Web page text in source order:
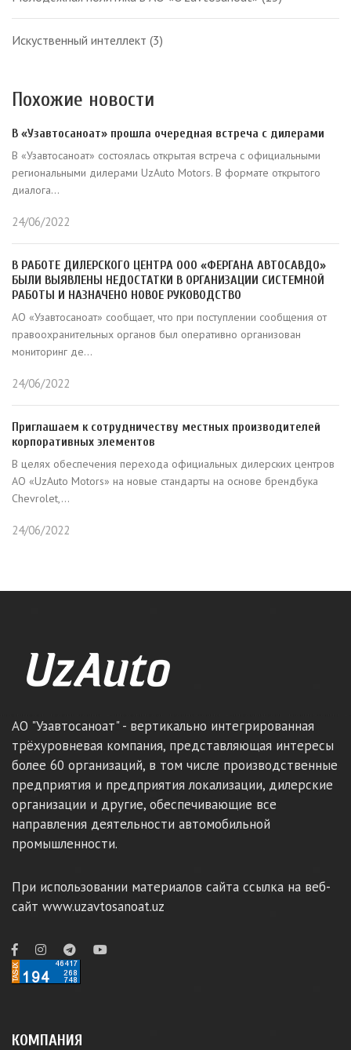
Искуственный интеллект (3)
Похожие новости
В «Узавтосаноат» прошла очередная встреча с дилерами
В «Узавтосаноат» состоялась открытая встреча с официальными
региональными дилерами UzAuto Motors. В формате открытого
диалога...
24/06/2022
В РАБОТЕ ДИЛЕРСКОГО ЦЕНТРА ООО «ФЕРГАНА АВТОСАВДО»
БЫЛИ ВЫЯВЛЕНЫ НЕДОСТАТКИ В ОРГАНИЗАЦИИ СИСТЕМНОЙ
РАБОТЫ И НАЗНАЧЕНО НОВОЕ РУКОВОДСТВО
АО «Узавтосаноат» сообщает, что при поступлении сообщения от
правоохранительных органов был оперативно организован
мониторинг де...
24/06/2022
Приглашаем к сотрудничеству местных производителей
корпоративных элементов
В целях обеспечения перехода официальных дилерских центров
АО «UzAuto Motors» на новые стандарты на основе брендбука
Chevrolet,...
24/06/2022
АО "Узавтосаноат" - вертикально интегрированная
трёхуровневая компания, представляющая интересы
более 60 организаций, в том числе производственные
предприятия и предприятия локализации, дилерские
организации и другие, обеспечивающие все
направления деятельности автомобильной
промышленности.
При использовании материалов сайта ссылка на веб-
сайт www.uzavtosanoat.uz
КОМПАНИЯ